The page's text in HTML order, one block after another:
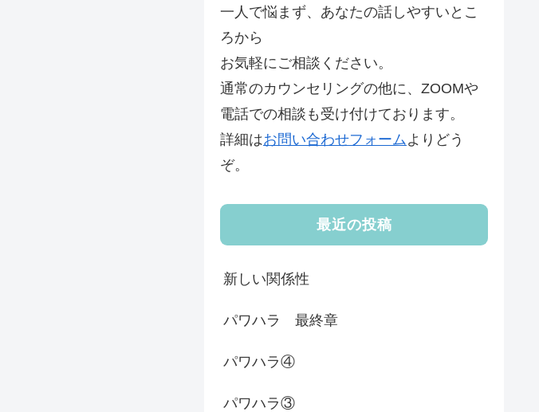
一人で悩まず、あなたの話しやすいとこ
ろから
お気軽にご相談ください。
通常のカウンセリングの他に、ZOOMや
電話での相談も受け付けております。
詳細はお問い合わせフォームよりどう
ぞ。
最近の投稿
新しい関係性
パワハラ 最終章
パワハラ④
パワハラ③